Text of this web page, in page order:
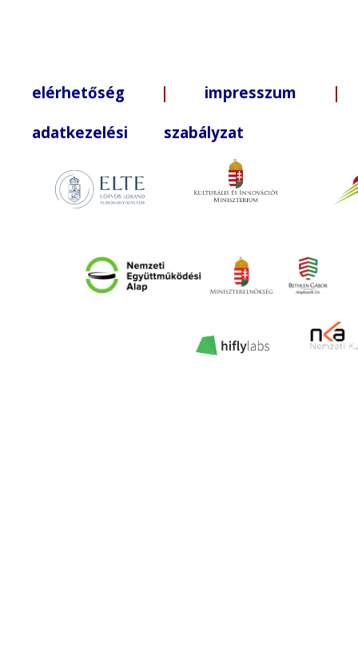
elérhetőség | impresszum |
adatkezelési szabályzat